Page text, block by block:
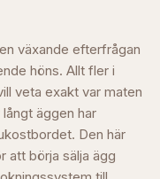
växande efterfrågan
höns. Allt fler i
veta exakt var maten
äggen har
Den här
att börja sälja ägg